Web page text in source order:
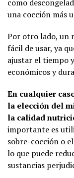
como
una cocción más
Por otro lado, un
fácil de usar, ya
ajustar el tiempo
económicos y
En cualquier
la elección del
la calidad
importante es
sobre-cocción o
lo que puede
sustancias